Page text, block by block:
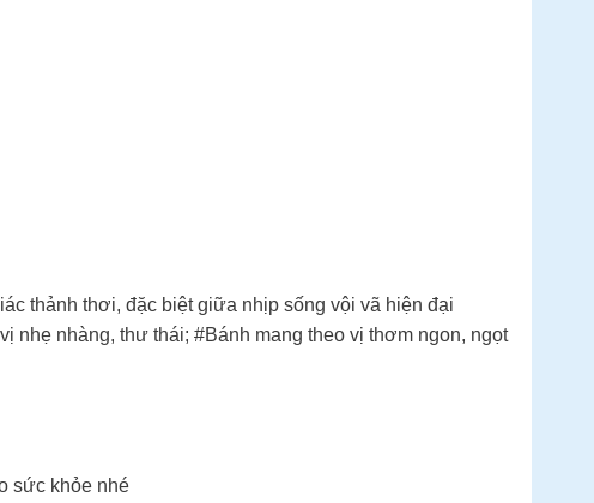
thảnh thơi, đặc biệt giữa nhịp sống vội vã hiện đại
nhẹ nhàng, thư thái; #Bánh mang theo vị thơm ngon, ngọt
sức khỏe nhé